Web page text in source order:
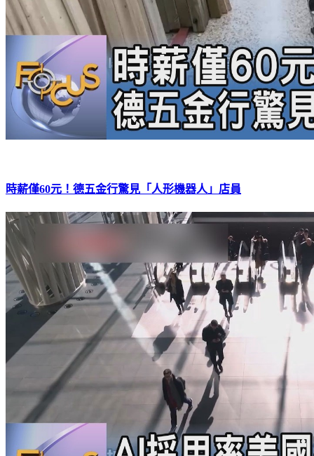
時薪僅60元！德五金行驚見「人形機器人」店員